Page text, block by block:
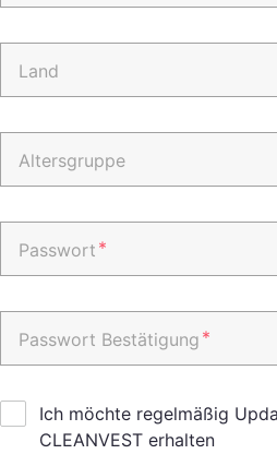
Land
Altersgruppe
Passwort *
Passwort Bestätigung *
Ich möchte regelmäßig
CLEANVEST erhalten